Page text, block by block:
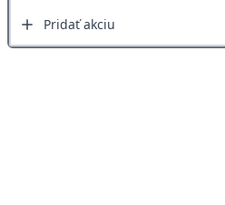
Pridať akciu